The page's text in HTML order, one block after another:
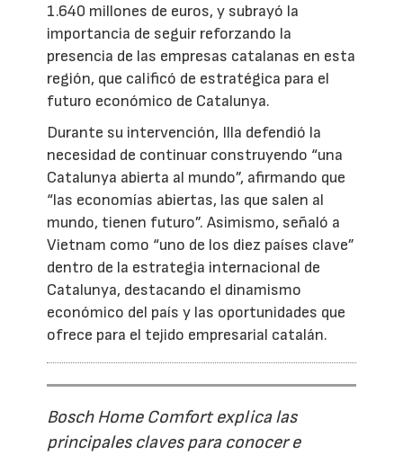
1.640 millones de euros, y subrayó la
importancia de seguir reforzando la
presencia de las empresas catalanas en esta
región, que calificó de estratégica para el
futuro económico de Catalunya.
Durante su intervención, Illa defendió la
necesidad de continuar construyendo “una
Catalunya abierta al mundo”, afirmando que
“las economías abiertas, las que salen al
mundo, tienen futuro”. Asimismo, señaló a
Vietnam como “uno de los diez países clave”
dentro de la estrategia internacional de
Catalunya, destacando el dinamismo
económico del país y las oportunidades que
ofrece para el tejido empresarial catalán.
Bosch Home Comfort explica las
principales claves para conocer e